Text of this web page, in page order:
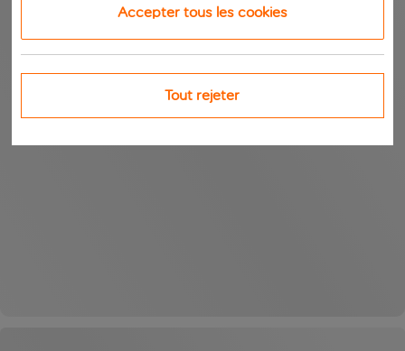
Accepter tous les cookies
Tout rejeter